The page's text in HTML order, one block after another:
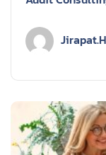
Jirapat.h